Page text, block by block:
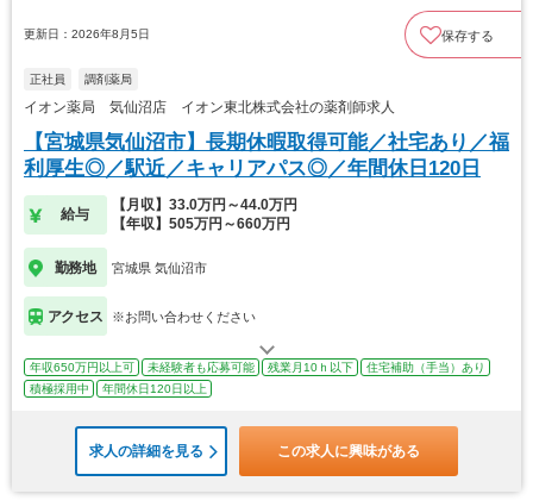
更新日：2026年8月5日 保存する
正社員 調剤薬局
イオン薬局 気仙沼店 イオン東北株式会社の薬剤師求人
【宮城県気仙沼市】長期休暇取得可能／社宅あり／福
利厚生◎／駅近／キャリアパス◎／年間休日120日
給与
【月収】33.0万円～44.0万円
【年収】505万円～660万円
勤務地 宮城県 気仙沼市
アクセス ※お問い合わせください
年収650万円以上可 未経験者も応募可能 残業月10ｈ以下
住宅補助（手当）あり
積極採用中
年間休日120日以上
求人の詳細を見る この求人に興味がある